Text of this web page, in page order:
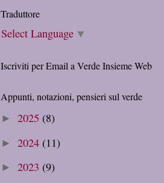
Traduttore
Select Language ▼
Iscriviti per Email a Verde Insieme Web
Appunti, notazioni, pensieri sul verde
► 2025 (8)
► 2024 (11)
► 2023 (9)